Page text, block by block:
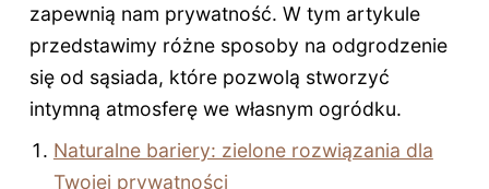
zapewnią nam prywatność. W tym artykule
przedstawimy różne sposoby na odgrodzenie
się od sąsiada, które pozwolą stworzyć
intymną atmosferę we własnym ogródku.
Naturalne bariery: zielone rozwiązania dla
Twojej prywatności